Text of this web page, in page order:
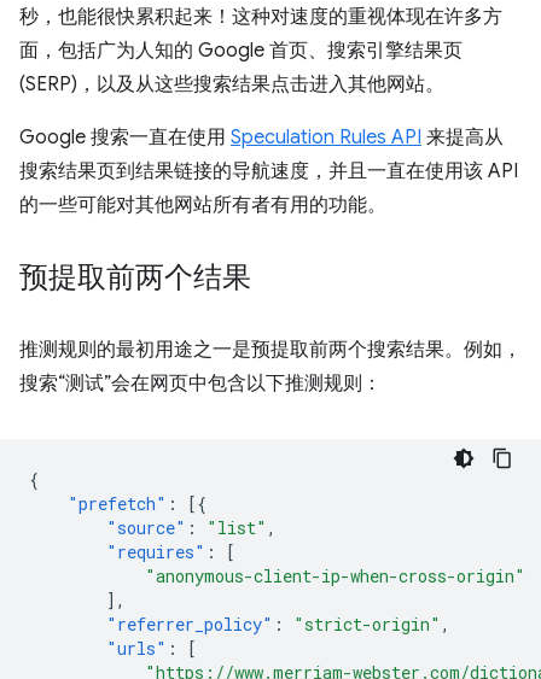
秒，也能很快累积起来！这种对速度的重视体现在许多方
面，包括广为人知的 Google 首页、搜索引擎结果页
(SERP)，以及从这些搜索结果点击进入其他网站。
Google 搜索一直在使用 Speculation Rules API 来提高从
搜索结果页到结果链接的导航速度，并且一直在使用该 API
的一些可能对其他网站所有者有用的功能。
预提取前两个结果
推测规则的最初用途之一是预提取前两个搜索结果。例如，
搜索“测试”会在网页中包含以下推测规则：
{
"prefetch" :
[{
"source" : "list" ,
"requires" :
[
"anonymous-client-ip-when-cross-origin"
],
"referrer_policy" : "strict-origin" ,
"urls" :
[
"https://www.merriam-webster.com/